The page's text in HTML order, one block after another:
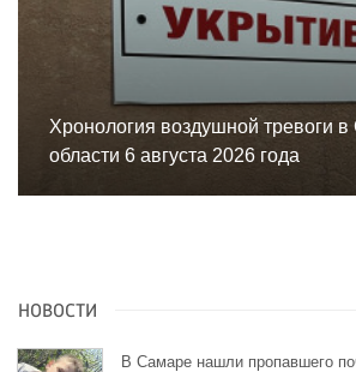
Хронология воздушной тревоги
области 6 августа 2026 года
НОВОСТИ
В Самаре нашли пропавшего